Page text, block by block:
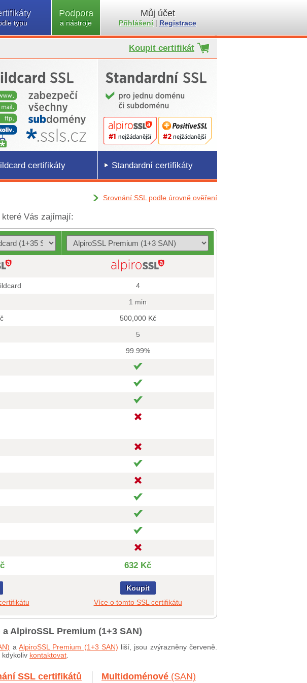
typu
Podpora
a nástroje
Můj účet
Přihlášení| Registrace
Koupit certifikát
certifikáty Standardní certifikáty
Srovnání SSL podle úrovně ověření
Vás zajímají:
4
1 min
500,000 Kč
5
99.99%
632 Kč
Koupit
Více o tomto SSL certifikátu
AlpiroSSL Premium (1+3 SAN)
a AlpiroSSL Premium (1+3 SAN) liší, jsou zvýrazněny červeně.
kontaktovat
SSL certifikátů Multidoménové (SAN)